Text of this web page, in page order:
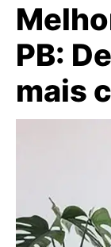
PB:
mais